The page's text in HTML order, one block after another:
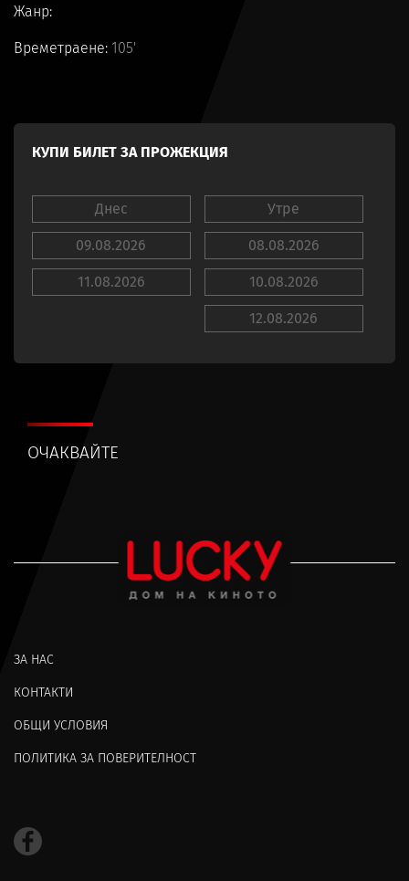
Жанр:
Времетраене: 105'
КУПИ БИЛЕТ ЗА ПРОЖЕКЦИЯ
Днес Утре
08.08.2026
09.08.2026
10.08.2026
11.08.2026
12.08.2026
ОЧАКВАЙТЕ
ЗА НАС
КОНТАКТИ
ОБЩИ УСЛОВИЯ
ПОЛИТИКА ЗА ПОВЕРИТЕЛНОСТ